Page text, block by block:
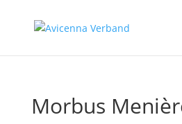
Morbus